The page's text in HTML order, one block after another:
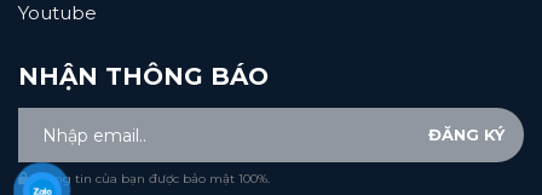
Youtube
NHẬN THÔNG BÁO
Thông tin của bạn được bảo mật 100%.